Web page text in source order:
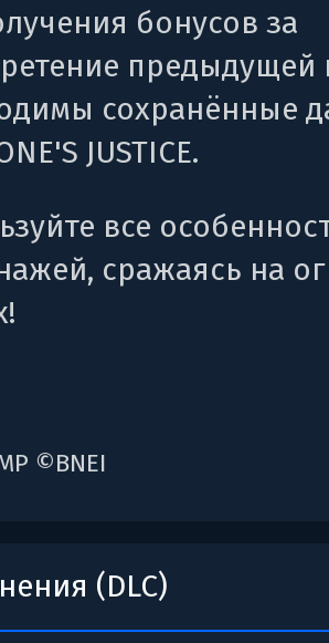
бонусов за
предыдущей
сохранённые
JUSTICE.
все
сражаясь на
©BNEI
(DLC)